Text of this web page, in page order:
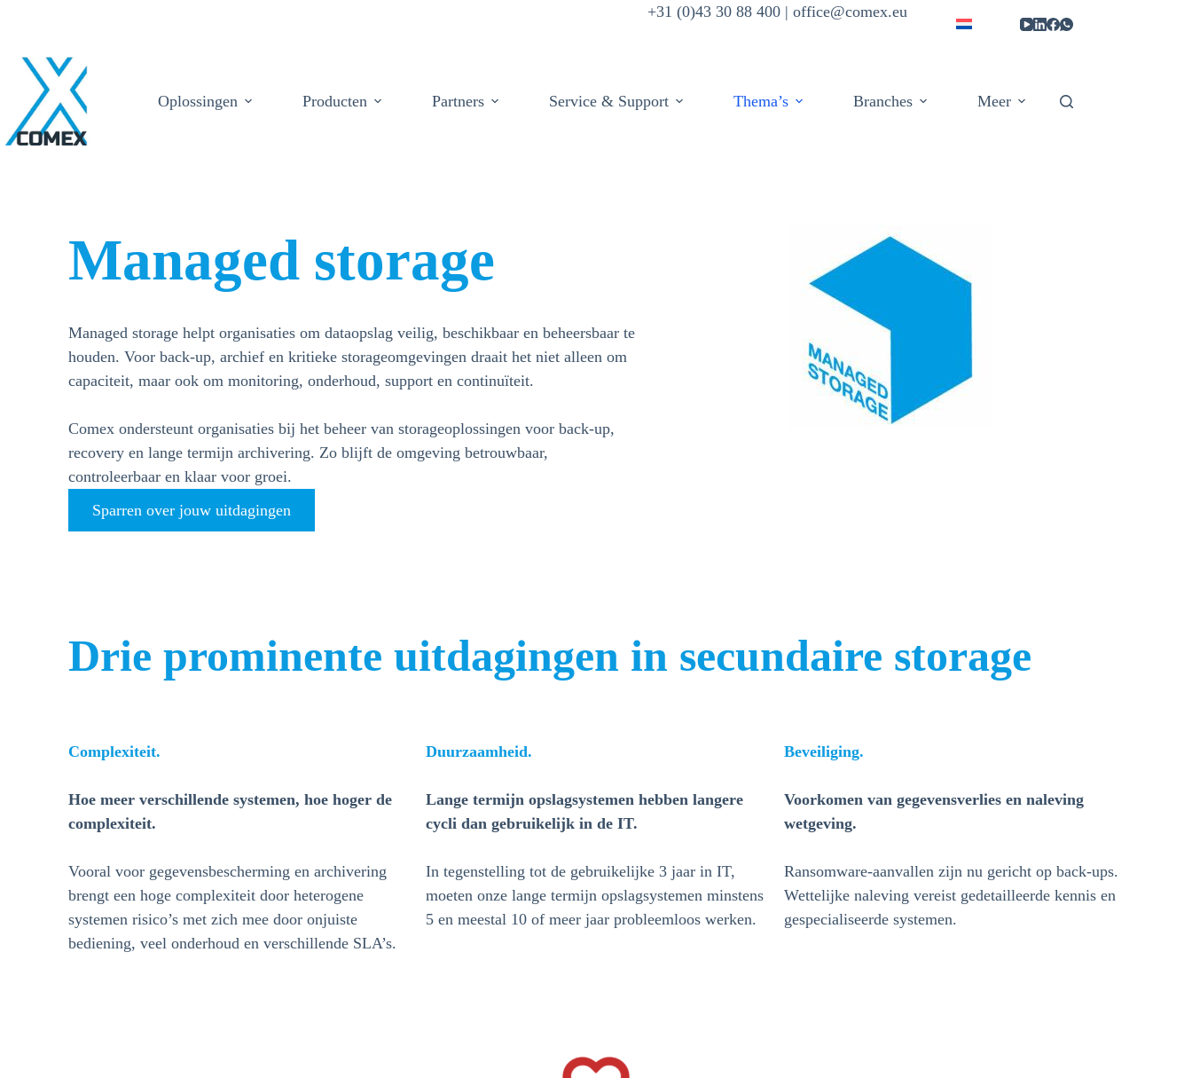
+31 (0)43 30 88 400 | office@comex.eu
Oplossingen Producten Partners Service & Support Thema’s Branches Meer
Managed storage
Managed storage helpt organisaties om dataopslag veilig, beschikbaar en beheersbaar te
houden. Voor back-up, archief en kritieke storageomgevingen draait het niet alleen om
capaciteit, maar ook om monitoring, onderhoud, support en continuïteit.
Comex ondersteunt organisaties bij het beheer van storageoplossingen voor back-up,
recovery en lange termijn archivering. Zo blijft de omgeving betrouwbaar,
controleerbaar en klaar voor groei.
Sparren over jouw uitdagingen
Drie prominente uitdagingen in secundaire storage
Complexiteit.
Hoe meer verschillende systemen, hoe hoger de
complexiteit.
Vooral voor gegevensbescherming en archivering
brengt een hoge complexiteit door heterogene
systemen risico’s met zich mee door onjuiste
bediening, veel onderhoud en verschillende SLA’s.
Duurzaamheid.
Lange termijn opslagsystemen hebben langere
cycli dan gebruikelijk in de IT.
In tegenstelling tot de gebruikelijke 3 jaar in IT,
moeten onze lange termijn opslagsystemen minstens
5 en meestal 10 of meer jaar probleemloos werken.
Beveiliging.
Voorkomen van gegevensverlies en naleving
wetgeving.
Ransomware-aanvallen zijn nu gericht op back-ups.
Wettelijke naleving vereist gedetailleerde kennis en
gespecialiseerde systemen.